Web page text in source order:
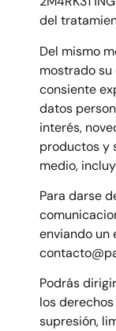
del
Del mismo
mostrado su
consiente
datos
interés,
productos y
medio,
Para darse
enviando un
Podrás
los
supresión,